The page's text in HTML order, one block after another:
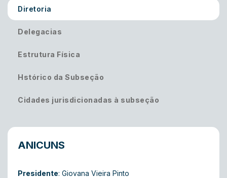
Diretoria
Delegacias
Estrutura Física
Hstórico da Subseção
Cidades jurisdicionadas à subseção
ANICUNS
Presidente: Giovana Vieira Pinto